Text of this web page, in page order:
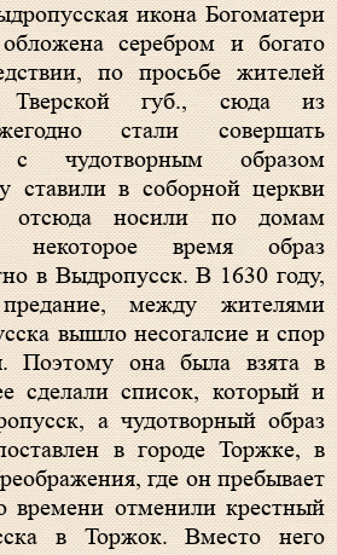
икона Богоматери
серебром и богато
по просьбе жителей
Тверской губ., сюда из
стали совершать
чудотворным образом
ставили в соборной церкви
отсюда носили по домам
некоторое время образ
в Выдропусск. В 1630 году,
между жителями
вышло несогалсие и спор
Поэтому она была взята в
сделали список, который и
а чудотворный образ
в городе Торжке, в
где он пребывает
времени отменили крестный
в Торжок. Вместо него